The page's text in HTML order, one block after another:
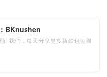
BKnushen
註我們，每天分享更多新款包包圖